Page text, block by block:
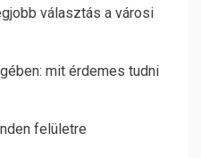
választás a városi
mit érdemes tudni
felületre